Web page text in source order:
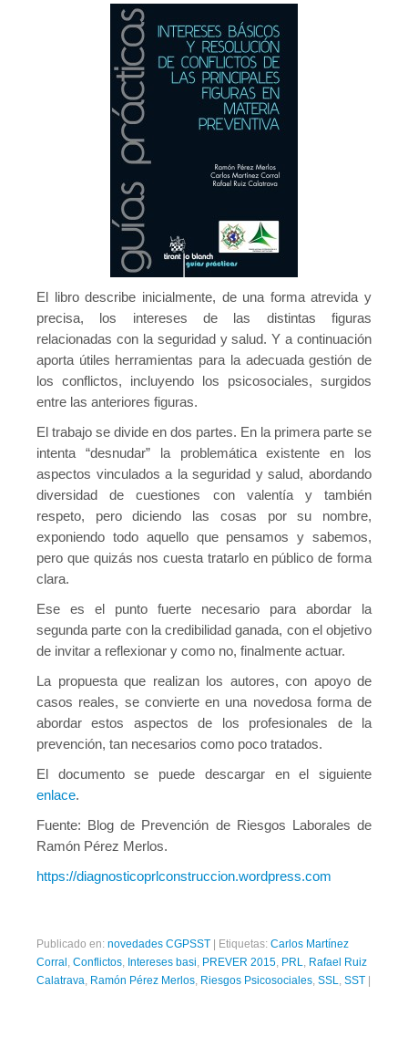
El libro describe inicialmente, de una forma atrevida y
precisa, los intereses de las distintas figuras
relacionadas con la seguridad y salud. Y a continuación
aporta útiles herramientas para la adecuada gestión de
los conflictos, incluyendo los psicosociales, surgidos
entre las anteriores figuras.
El trabajo se divide en dos partes. En la primera parte se
intenta “desnudar” la problemática existente en los
aspectos vinculados a la seguridad y salud, abordando
diversidad de cuestiones con valentía y también
respeto, pero diciendo las cosas por su nombre,
exponiendo todo aquello que pensamos y sabemos,
pero que quizás nos cuesta tratarlo en público de forma
clara.
Ese es el punto fuerte necesario para abordar la
segunda parte con la credibilidad ganada, con el objetivo
de invitar a reflexionar y como no, finalmente actuar.
La propuesta que realizan los autores, con apoyo de
casos reales, se convierte en una novedosa forma de
abordar estos aspectos de los profesionales de la
prevención, tan necesarios como poco tratados.
El documento se puede descargar en el siguiente
enlace.
Fuente: Blog de Prevención de Riesgos Laborales de
Ramón Pérez Merlos.
https://diagnosticoprlconstruccion.wordpress.com
Publicado en: novedades CGPSST Etiquetas: Carlos Martínez
Corral , Conflictos, Intereses basi, PREVER 2015, PRL, Rafael Ruiz
Calatrava, Ramón Pérez Merlos, Riesgos Psicosociales, SSL, SST